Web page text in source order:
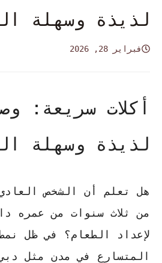
لذيذة وسهلة
فبراير 28, 2026
أكلات سريعة:
لذيذة وسهلة
هل تعلم أن الشخص
من ثلاث سنوات من عمره
لإعداد الطعام؟ في ظل
المتسارع في مدن مثل